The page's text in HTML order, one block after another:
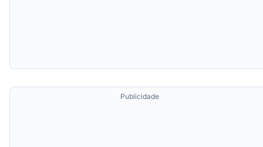
Publicidade